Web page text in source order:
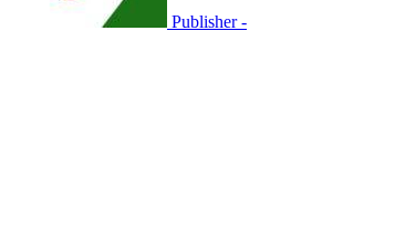
Publisher -